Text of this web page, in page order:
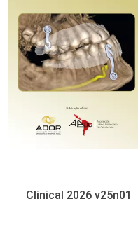
Clinical 2026 v25n01